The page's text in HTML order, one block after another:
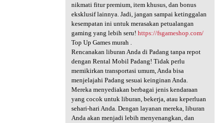
nikmati fitur premium, item khusus, dan bonus
eksklusif lainnya. Jadi, jangan sampai ketinggalan
kesempatan ini untuk merasakan petualangan
gaming yang lebih seru! https://fsgameshop.com/
Top Up Games murah .
Rencanakan liburan Anda di Padang tanpa repot
dengan Rental Mobil Padang! Tidak perlu
memikirkan transportasi umum, Anda bisa
menjelajahi Padang sesuai keinginan Anda.
Mereka menyediakan berbagai jenis kendaraan
yang cocok untuk liburan, bekerja, atau keperluan
sehari-hari Anda. Dengan layanan mereka, liburan
Anda akan menjadi lebih menyenangkan, dan